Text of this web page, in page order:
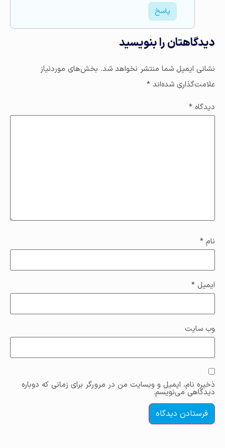
پاسخ
دیدگاهتان را بنویسید
نشانی ایمیل شما منتشر نخواهد شد. بخش‌های موردنیاز
علامت‌گذاری شده‌اند *
دیدگاه *
نام *
ایمیل *
وب‌ سایت
ذخیره نام، ایمیل و وبسایت من در مرورگر برای زمانی که دوباره
دیدگاهی می‌نویسم.